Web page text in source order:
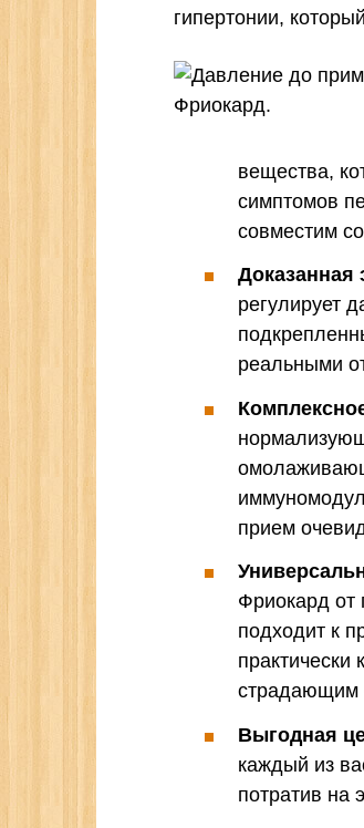
гипертонии,
вещества,
симптомов
совместим
Доказанная
регулирует
реальными
прием
Фриокард от
подходит к
страдающим
Выгодная
каждый из
потратив на